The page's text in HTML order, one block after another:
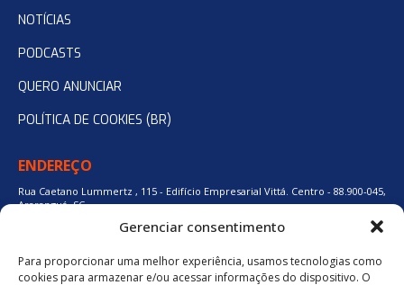
Gerenciar consentimento
Para proporcionar uma melhor experiência, usamos tecnologias como
cookies para armazenar e/ou acessar informações do dispositivo. O
NOTÍCIAS
PODCASTS
QUERO ANUNCIAR
POLÍTICA DE COOKIES (BR)
ENDEREÇO
Rua Caetano Lummertz , 115 - Edifício Empresarial Vittá. Centro - 88.900-045,
Araranguá, SC.
48 3524-0137